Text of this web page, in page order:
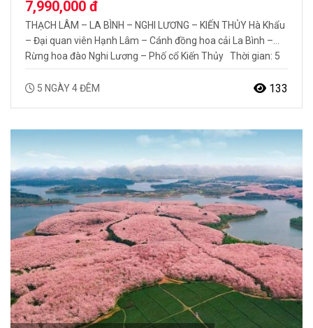
7,990,000 đ
THẠCH LÂM – LA BÌNH – NGHI LƯƠNG – KIẾN THỦY Hà Khẩu
– Đại quan viên Hạnh Lâm – Cánh đồng hoa cải La Bình –
Rừng hoa đào Nghi Lương – Phố cổ Kiến Thủy Thời gian: 5
nhiều những…
5 NGÀY 4 ĐÊM 133